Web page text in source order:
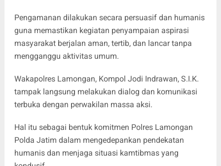
Pengamanan dilakukan secara persuasif dan humanis
guna memastikan kegiatan penyampaian aspirasi
masyarakat berjalan aman, tertib, dan lancar tanpa
mengganggu aktivitas umum.
Wakapolres Lamongan, Kompol Jodi Indrawan, S.I.K.
tampak langsung melakukan dialog dan komunikasi
terbuka dengan perwakilan massa aksi.
Hal itu sebagai bentuk komitmen Polres Lamongan
Polda Jatim dalam mengedepankan pendekatan
humanis dan menjaga situasi kamtibmas yang